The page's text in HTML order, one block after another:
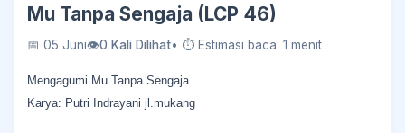
Mu Tanpa Sengaja (LCP 46)
📅 05 Juni👁0 Kali Dilihat• ⏱ Estimasi baca: 1 menit
Mengagumi Mu Tanpa Sengaja
Karya: Putri Indrayani jl.mukang